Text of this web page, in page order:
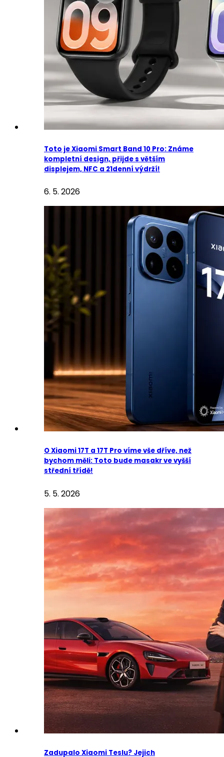
Toto je Xiaomi Smart Band 10 Pro: Známe
kompletní design, přijde s větším
displejem, NFC a 21denní výdrží!
6. 5. 2026
O Xiaomi 17T a 17T Pro víme vše dříve, než
bychom měli: Toto bude masakr ve vyšší
střední třídě!
5. 5. 2026
Zadupalo Xiaomi Teslu? Jejich